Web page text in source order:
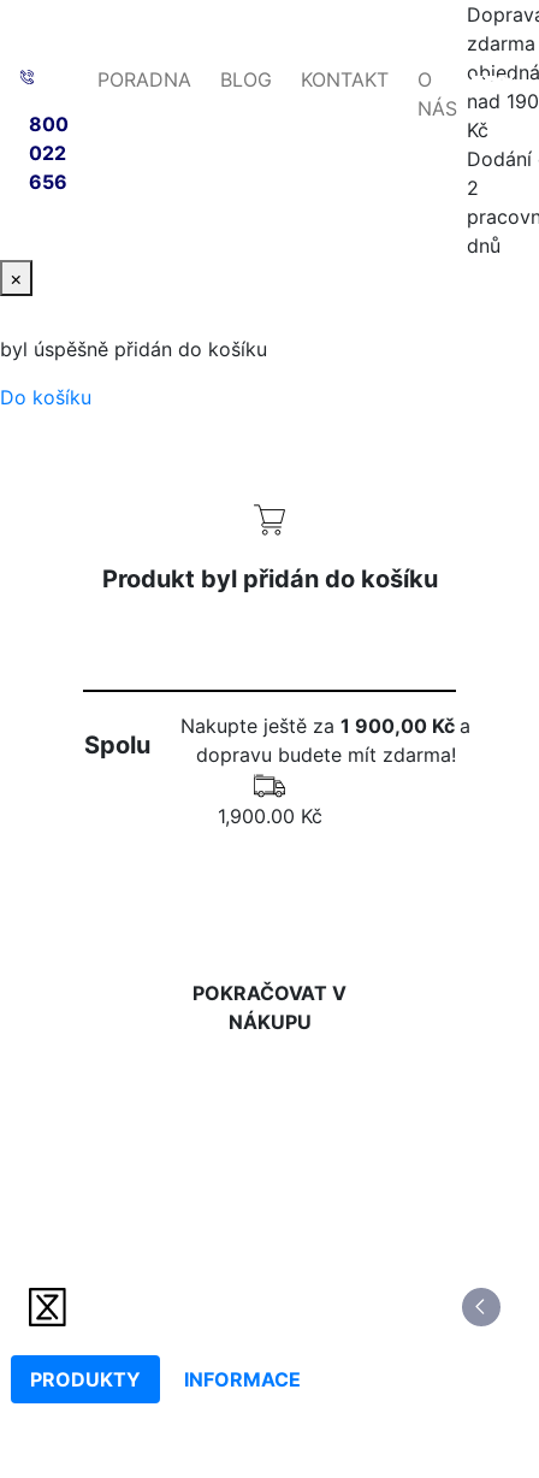
800
022
656
PORADNA BLOG KONTAKT
O
NÁS nad
Kč
Dodání
2
dnů
×
byl úspěšně přidán do košíku
Do košíku
Produkt byl přidán do košíku
Spolu
Nakupte ještě za1 900,00 Kča
dopravu budete mít zdarma!
1,900.00 Kč
POKRAČOVAT V
NÁKUPU
PRODUKTY INFORMACE
-56%
-65%
-55%
-20%
-53%